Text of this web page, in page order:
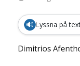
🔊 Lyssna på
Dimitrios